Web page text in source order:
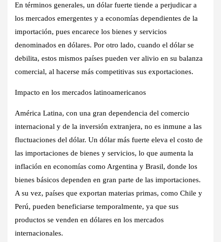
En términos generales, un dólar fuerte tiende a perjudicar a
los mercados emergentes y a economías dependientes de la
importación, pues encarece los bienes y servicios
denominados en dólares. Por otro lado, cuando el dólar se
debilita, estos mismos países pueden ver alivio en su balanza
comercial, al hacerse más competitivas sus exportaciones.
Impacto en los mercados latinoamericanos
América Latina, con una gran dependencia del comercio
internacional y de la inversión extranjera, no es inmune a las
fluctuaciones del dólar. Un dólar más fuerte eleva el costo de
las importaciones de bienes y servicios, lo que aumenta la
inflación en economías como Argentina y Brasil, donde los
bienes básicos dependen en gran parte de las importaciones.
A su vez, países que exportan materias primas, como Chile y
Perú, pueden beneficiarse temporalmente, ya que sus
productos se venden en dólares en los mercados
internacionales.